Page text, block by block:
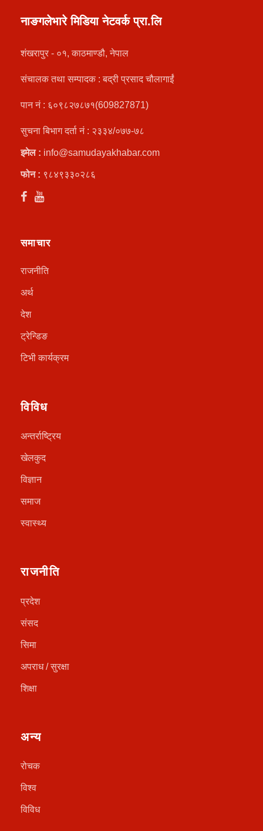
नाङगलेभारे मिडिया नेटवर्क प्रा.लि
शंखरापुर - ०१, काठमाण्डौ, नेपाल
संचालक तथा सम्पादक : बद्री प्रसाद चौलागाईं
पान नं : ६०९८२७८७१(609827871)
सुचना बिभाग दर्ता नं : २३३४/०७७-७८
इमेल : info@samudayakhabar.com
फोन : ९८४९३३०२८६
समाचार
राजनीति
अर्थ
देश
ट्रेन्डिङ
टिभी कार्यक्रम
विविध
अन्तर्राष्ट्रिय
खेलकुद
विज्ञान
समाज
स्वास्थ्य
राजनीति
प्रदेश
संसद
सिमा
अपराध / सुरक्षा
शिक्षा
अन्य
रोचक
विश्व
विविध